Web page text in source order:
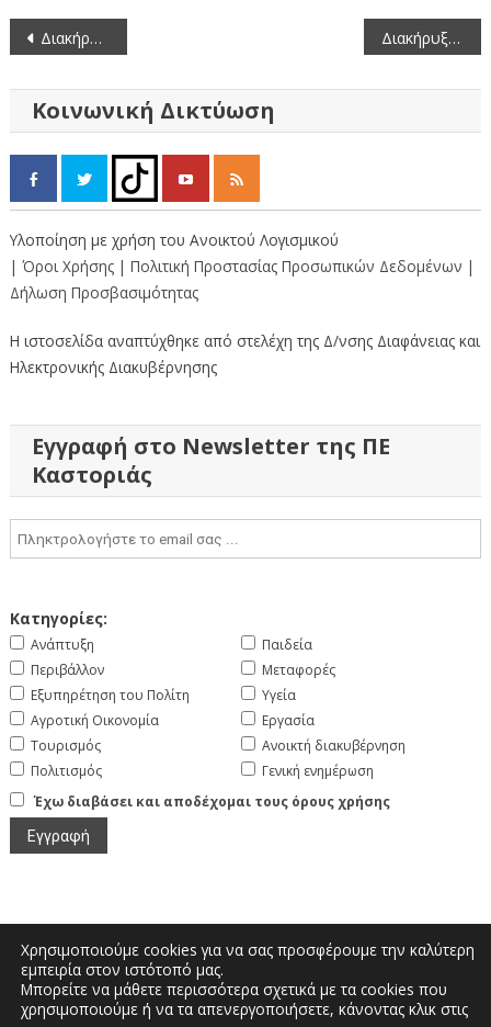
Πλοήγηση
Διακήρυξη δημοπρασίας για την παραχώρηση κατά χρήση του αριθμ. Δ14 τεμαχίου, έκτασης 1.583 τ.μ. στο αγρόκτημα Κομνηνάδων, νομού Καστοριάς με σκοπό την παραγωγή αγροτικών προϊόντων. Διακήρυξη δημοπρασίας για την παραχώρηση κατά χρήση του αριθμ. Δ18 τεμαχίου, έκτασης 1.122 τ.μ. στο αγρόκτημα Κομνηνάδων, νομού Καστοριάς με σκοπό την παραγωγή αγροτικών προϊόντων.
Κοινωνική Δικτύωση
Υλοποίηση με χρήση του Ανοικτού Λογισμικού
| Όροι Χρήσης | Πολιτική Προστασίας Προσωπικών Δεδομένων |
Δήλωση Προσβασιμότητας
Η ιστοσελίδα αναπτύχθηκε από στελέχη της Δ/νσης Διαφάνειας και
Ηλεκτρονικής Διακυβέρνησης
Εγγραφή στο Newsletter της ΠΕ
Καστοριάς
Κατηγορίες:
Ανάπτυξη
Περιβάλλον
Εξυπηρέτηση του Πολίτη
Αγροτική Οικονομία
Τουρισμός
Πολιτισμός
Παιδεία
Μεταφορές
Υγεία
Εργασία
Ανοικτή διακυβέρνηση
Γενική ενημέρωση
Έχω διαβάσει και αποδέχομαι τους όρους χρήσης
Μεγάλου Αλεξάνδρου και Διοικητηρίου |
Χρησιμοποιούμε cookies για να σας προσφέρουμε την καλύτερη
εμπειρία στον ιστότοπό μας.
Μπορείτε να μάθετε περισσότερα σχετικά με τα cookies που
χρησιμοποιούμε ή να τα απενεργοποιήσετε, κάνοντας κλικ στις